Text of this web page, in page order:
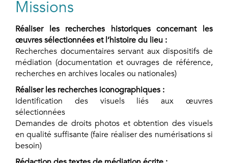
Missions
Réaliser les recherches historiques concernant les
œuvres sélectionnées et l’histoire du lieu :
Recherches documentaires servant aux dispositifs de
médiation (documentation et ouvrages de référence,
recherches en archives locales ou nationales)
Réaliser les recherches iconographiques :
Identification des visuels liés aux œuvres
sélectionnées
Demandes de droits photos et obtention des visuels
en qualité suffisante (faire réaliser des numérisations si
besoin)